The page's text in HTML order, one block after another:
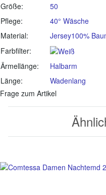
Größe:
50
Pflege:
40° Wäsche
Material:
Jersey100%
Farbfilter:
Ärmellänge:
Halbarm
Länge:
Wadenlang
Frage zum Artikel